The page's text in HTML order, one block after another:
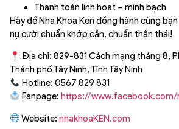
Thanh toán linh hoạt – minh bạch
Hãy để Nha Khoa Ken đồng hành cùng
nụ cười chuẩn khớp cắn, chuẩn thần thái!
Địa chỉ: 829-831 Cách mạng tháng 8,
Thành phố Tây Ninh, Tỉnh Tây Ninh
Hotline: 0567 829 831
Fanpage:https://www.facebook.com/
Website:nhakhoaKEN.com